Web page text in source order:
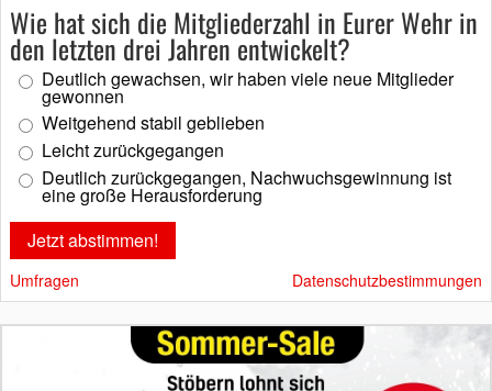
Wie hat sich die Mitgliederzahl in Eurer Wehr in
den letzten drei Jahren entwickelt?
Deutlich gewachsen, wir haben viele neue Mitglieder
gewonnen
Weitgehend stabil geblieben
Leicht zurückgegangen
Deutlich zurückgegangen, Nachwuchsgewinnung ist
eine große Herausforderung
Umfragen Datenschutzbestimmungen